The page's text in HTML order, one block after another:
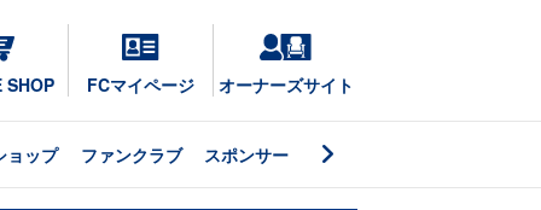
SHOP FCマイページ オーナーズサイト
ョップ ファンクラブ スポンサー